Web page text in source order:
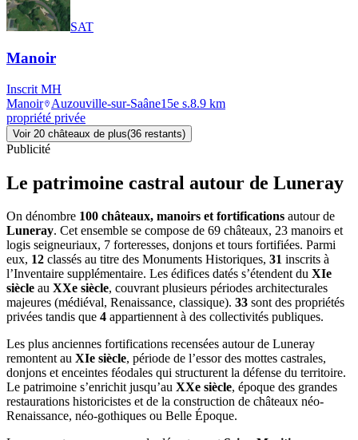
SAT
Manoir
Inscrit MH
Manoir
Auzouville-sur-Saâne15e s.8.9 km
propriété privée
Voir 20 châteaux de plus(36 restants)
Publicité
Le patrimoine castral autour de Luneray
On dénombre 100 châteaux, manoirs et fortifications autour de
Luneray. Cet ensemble se compose de 69 châteaux, 23 manoirs et
logis seigneuriaux, 7 forteresses, donjons et tours fortifiées. Parmi
eux, 12 classés au titre des Monuments Historiques, 31 inscrits à
l’Inventaire supplémentaire. Les édifices datés s’étendent du XIe
siècle au XXe siècle, couvrant plusieurs périodes architecturales
majeures (médiéval, Renaissance, classique). 33 sont des propriétés
privées tandis que 4 appartiennent à des collectivités publiques.
Les plus anciennes fortifications recensées autour de Luneray
remontent au XIe siècle, période de l’essor des mottes castrales,
donjons et enceintes féodales qui structurent la défense du territoire.
Le patrimoine s’enrichit jusqu’au XXe siècle, époque des grandes
restaurations historicistes et de la construction de châteaux néo-
Renaissance, néo-gothiques ou Belle Époque.